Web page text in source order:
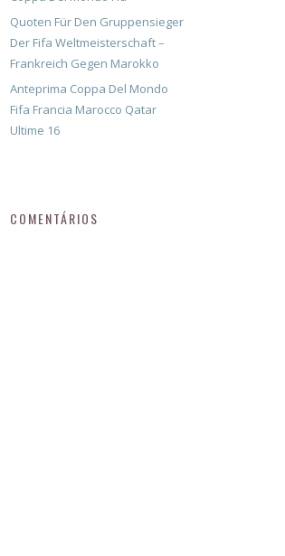
Quoten Für Den Gruppensieger
Der Fifa Weltmeisterschaft –
Frankreich Gegen Marokko
Anteprima Coppa Del Mondo
Fifa Francia Marocco Qatar
Ultime 16
COMENTÁRIOS